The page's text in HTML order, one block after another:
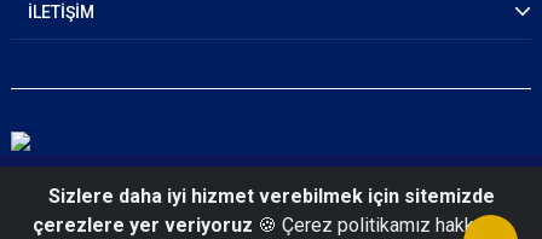
İLETİŞİM
© 2026 İstanbul Emniyet Müdürlüğü
Sizlere daha iyi hizmet verebilmek için sitemizde
çerezlere yer veriyoruz 🍪 Çerez politikamız hakkında